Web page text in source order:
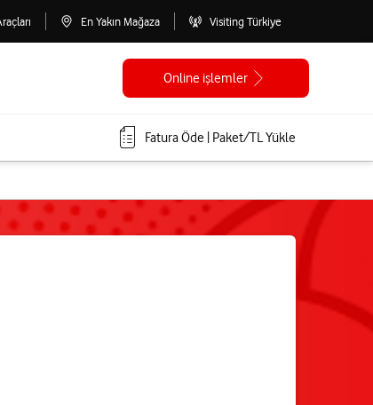
En Yakın Mağaza Visiting Türkiye
Online işlemler
Fatura Öde | Paket/TL Yükle